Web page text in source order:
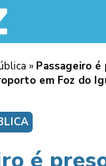
» Passageiro é
em Foz do